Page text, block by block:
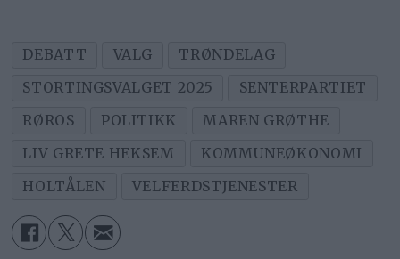
DEBATT VALG
TRØNDELAG
STORTINGSVALGET 2025
SENTERPARTIET
RØROS
POLITIKK
MAREN GRØTHE
LIV GRETE HEKSEM
KOMMUNEØKONOMI
HOLTÅLEN
VELFERDSTJENESTER